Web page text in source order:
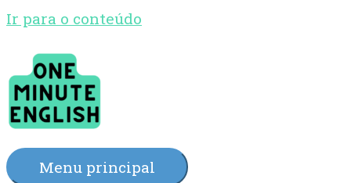
Ir para o conteúdo
Menu principal